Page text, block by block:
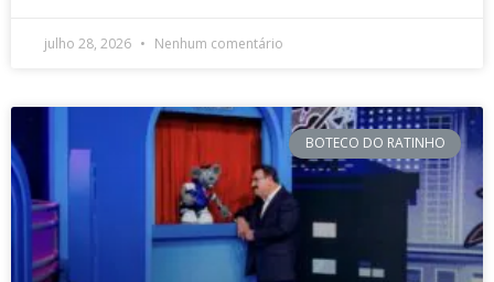
julho 28, 2026 Nenhum comentário
BOTECO DO RATINHO